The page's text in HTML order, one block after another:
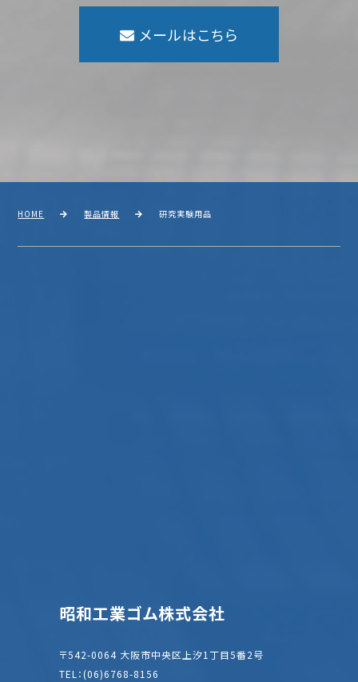
メールはこちら
HOME 製品情報 研究実験用品
昭和工業ゴム株式会社
〒542-0064 大阪市中央区上汐1丁目5番2号
TEL：(06)6768-8156